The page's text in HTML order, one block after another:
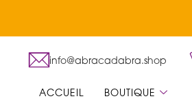
info@abracadabra.shop
ACCUEIL BOUTIQUE